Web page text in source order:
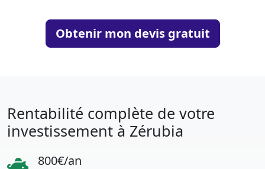
Obtenir mon devis gratuit
Rentabilité complète de votre
investissement à Zérubia
800€/an